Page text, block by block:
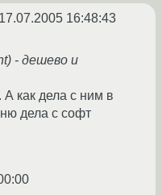
17.07.2005 16:48:43
- дешево и
как дела с ним в
дела с софт